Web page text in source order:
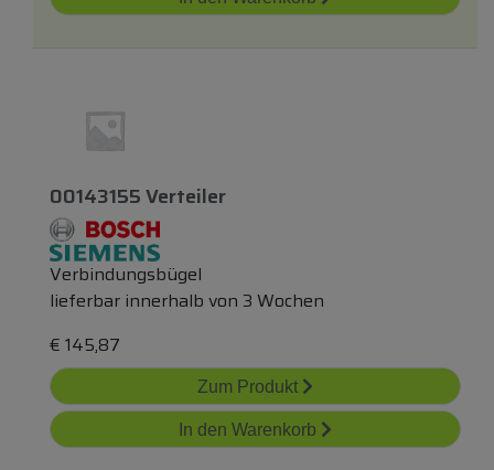
00143155 Verteiler
Verbindungsbügel
lieferbar innerhalb von 3 Wochen
€ 145,87
Zum Produkt
In den Warenkorb